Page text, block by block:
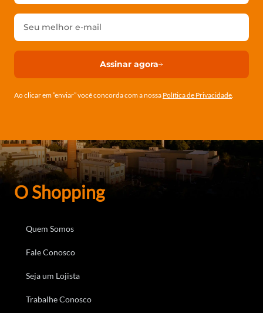
Assinar agora
Ao clicar em ”enviar” você concorda com a nossa Política de Privacidade
O Shopping
Quem Somos
Fale Conosco
Seja um Lojista
Trabalhe Conosco